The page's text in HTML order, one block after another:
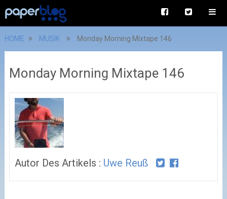
HOME MUSIK Monday Morning Mixtape 146
Monday Morning Mixtape 146
Autor Des Artikels : Uwe Reuß